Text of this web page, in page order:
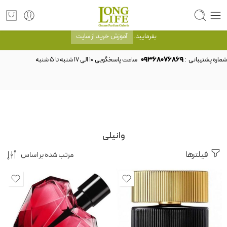
توجه! برند لانگ لایف رایحه های معروف را با شیشه و بسته بندی خود شرکت لانگ لایف
عرضه می کند.که با انتخاب حجم هر ادکلنی می توانید شیشه و بسته بندی را ملاحظه
بفرمایید. آموزش خرید از سایت
شماره پشتیبانی :09368076869
وانیلی
فیلترها مرتب شده بر اساس